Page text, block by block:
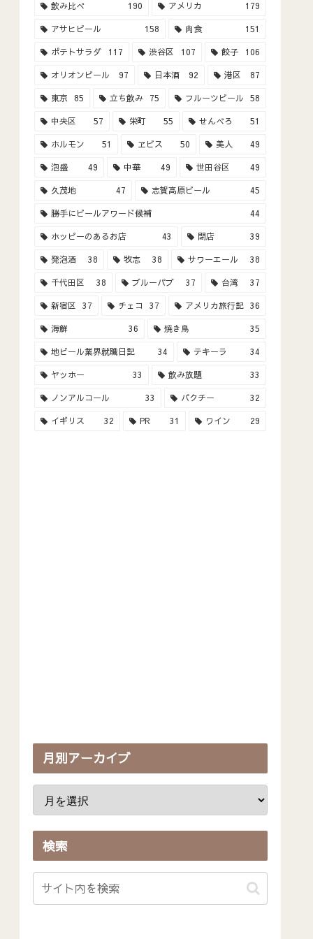
飲み比べ 190 アメリカ 179
アサヒビール 158 肉食 151
ポテトサラダ 117 渋谷区 107 餃子 106
オリオンビール 97 日本酒 92 港区 87
東京 85 立ち飲み 75 フルーツビール 58
中央区 57 栄町 55 せんべろ 51
ホルモン 51 ヱビス 50 美人 49
泡盛 49 中華 49 世田谷区 49
久茂地 47 志賀高原ビール 45
勝手にビールアワード候補 44
ホッピーのあるお店 43 閉店 39
発泡酒 38 牧志 38 サワーエール 38
千代田区 38 ブルーパブ 37 台湾 37
新宿区 37 チェコ 37 アメリカ旅行記 36
海鮮 36 焼き鳥 35
地ビール業界就職日記 34 テキーラ 34
ヤッホー 33 飲み放題 33
ノンアルコール 33 パクチー 32
イギリス 32 PR 31 ワイン 29
月別アーカイブ
検索